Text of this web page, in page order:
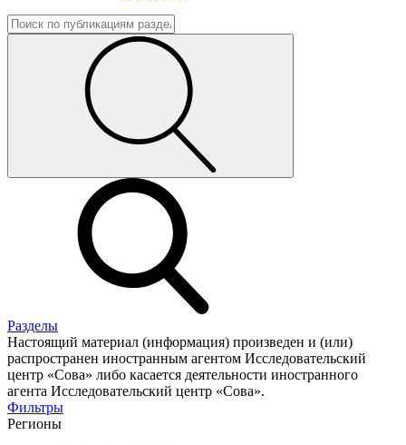
Разделы
Настоящий материал (информация) произведен и (или)
распространен иностранным агентом Исследовательский
центр «Сова» либо касается деятельности иностранного
агента Исследовательский центр «Сова».
Фильтры
Регионы